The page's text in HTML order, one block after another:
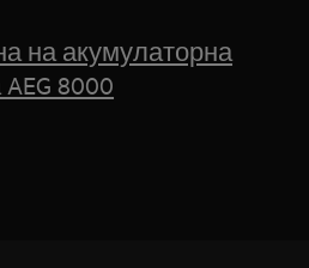
на акумулаторна
8000